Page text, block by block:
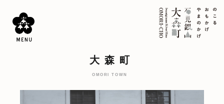
大森町
OMORI TOWN